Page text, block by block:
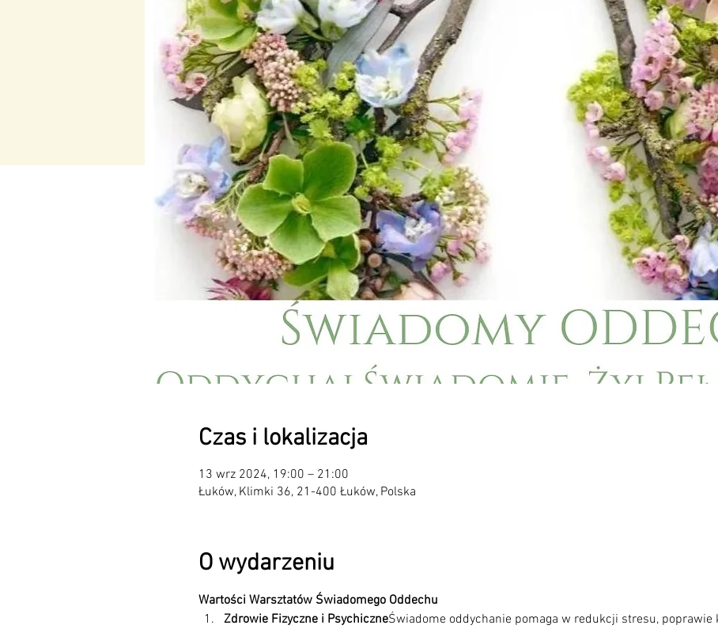
Czas i lokalizacja
13 wrz 2024, 19:00 – 21:00
Łuków, Klimki 36, 21-400 Łuków, Polska
O wydarzeniu
Wartości Warsztatów Świadomego Oddechu
Zdrowie Fizyczne i PsychiczneŚwiadome oddychanie pomaga w redukcji stresu, poprawie